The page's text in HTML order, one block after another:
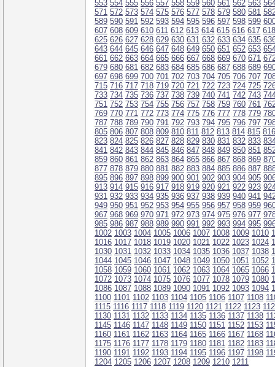
553 554 555 556 557 558 559 560 561 562 563
571 572 573 574 575 576 577 578 579 580 581
589 590 591 592 593 594 595 596 597 598 599
607 608 609 610 611 612 613 614 615 616 617 618
625 626 627 628 629 630 631 632 633 634 635
643 644 645 646 647 648 649 650 651 652 653
661 662 663 664 665 666 667 668 669 670 671
679 680 681 682 683 684 685 686 687 688 689
697 698 699 700 701 702 703 704 705 706 707
715 716 717 718 719 720 721 722 723 724 725
733 734 735 736 737 738 739 740 741 742 743
751 752 753 754 755 756 757 758 759 760 761
769 770 771 772 773 774 775 776 777 778 779
787 788 789 790 791 792 793 794 795 796 797
805 806 807 808 809 810 811 812 813 814 815 816
823 824 825 826 827 828 829 830 831 832 833
841 842 843 844 845 846 847 848 849 850 851
859 860 861 862 863 864 865 866 867 868 869
877 878 879 880 881 882 883 884 885 886 887
895 896 897 898 899 900 901 902 903 904 905
913 914 915 916 917 918 919 920 921 922 923
931 932 933 934 935 936 937 938 939 940 941
949 950 951 952 953 954 955 956 957 958 959
967 968 969 970 971 972 973 974 975 976 977
985 986 987 988 989 990 991 992 993 994 995
1002 1003 1004 1005 1006 1007 1008 1009 1010
1016 1017 1018 1019 1020 1021 1022 1023 1024
1030 1031 1032 1033 1034 1035 1036 1037 1038
1044 1045 1046 1047 1048 1049 1050 1051 1052
1058 1059 1060 1061 1062 1063 1064 1065 1066
1072 1073 1074 1075 1076 1077 1078 1079 1080
1086 1087 1088 1089 1090 1091 1092 1093 1094
1100 1101 1102 1103 1104 1105 1106 1107 1108
1115 1116 1117 1118 1119 1120 1121 1122 1123
1130 1131 1132 1133 1134 1135 1136 1137 1138
1145 1146 1147 1148 1149 1150 1151 1152 1153
1160 1161 1162 1163 1164 1165 1166 1167 1168
1175 1176 1177 1178 1179 1180 1181 1182 1183
1190 1191 1192 1193 1194 1195 1196 1197 1198
1204 1205 1206 1207 1208 1209 1210 1211